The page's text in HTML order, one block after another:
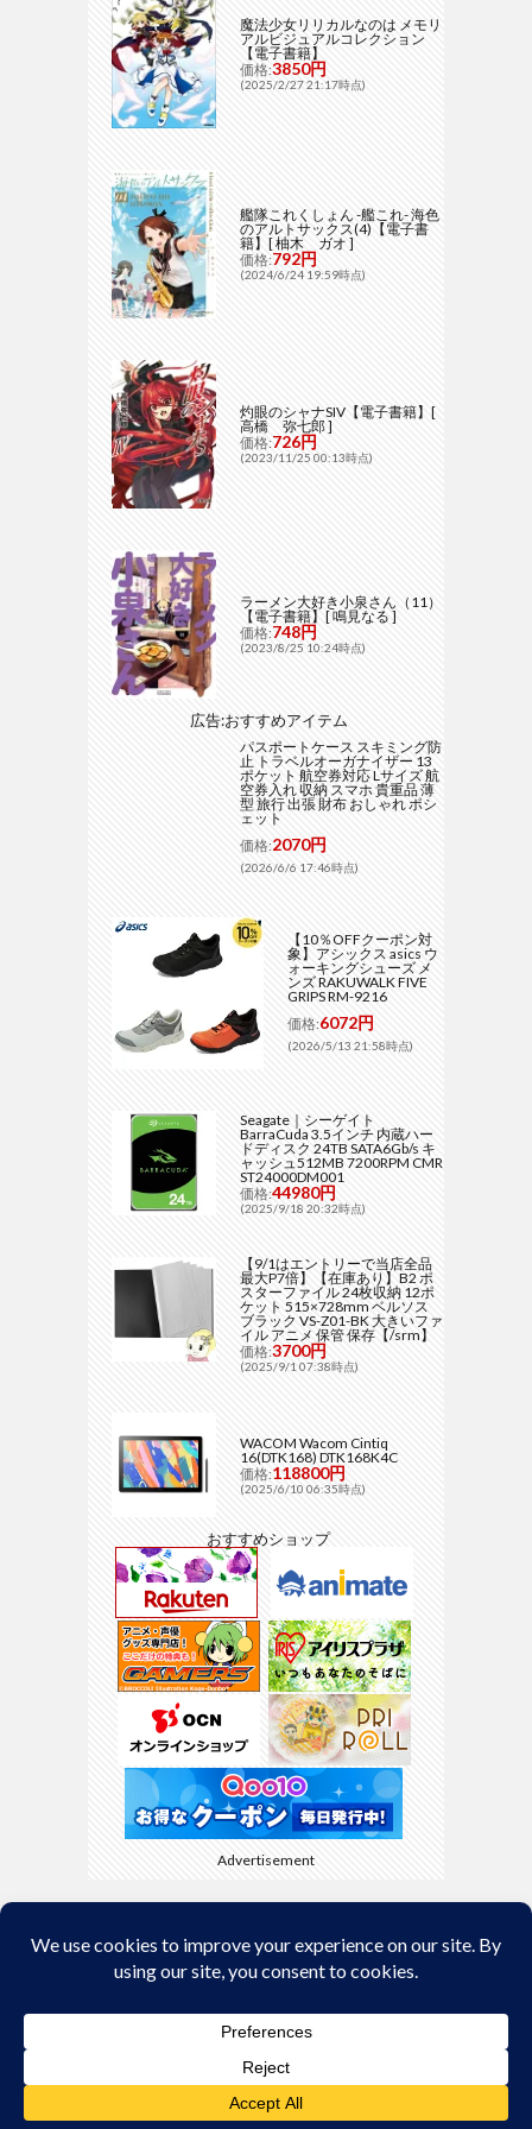
魔法少女リリカルなのは メモリ
アルビジュアルコレクション
【電子書籍】
価格:3850円
(2025/2/27 21:17時点)
艦隊これくしょん -艦これ- 海色
のアルトサックス(4)【電子書
籍】[ 柚木 ガオ ]
価格:792円
(2024/6/24 19:59時点)
灼眼のシャナSIV【電子書籍】[
高橋 弥七郎 ]
価格:726円
(2023/11/25 00:13時点)
ラーメン大好き小泉さん（11）
【電子書籍】[ 鳴見なる ]
価格:748円
(2023/8/25 10:24時点)
広告:おすすめアイテム
パスポートケース スキミング防
止 トラベルオーガナイザー 13
ポケット 航空券対応 Lサイズ 航
空券入れ 収納 スマホ 貴重品 薄
型 旅行 出張 財布 おしゃれ ポシ
ェット
価格:2070円
(2026/6/6 17:46時点)
【10％OFFクーポン対
象】アシックス asics ウ
ォーキングシューズ メ
ンズ RAKUWALK FIVE
GRIPS RM-9216
価格:6072円
(2026/5/13 21:58時点)
Seagate｜シーゲイト
BarraCuda 3.5インチ 内蔵ハー
ドディスク 24TB SATA6Gb/s キ
ャッシュ512MB 7200RPM CMR
ST24000DM001
価格:44980円
(2025/9/18 20:32時点)
【9/1はエントリーで当店全品
最大P7倍】【在庫あり】B2 ポ
スターファイル 24枚収納 12ポ
ケット 515×728mm ベルソス
ブラック VS-Z01-BK 大きいファ
イル アニメ 保管 保存【/srm】
価格:3700円
(2025/9/1 07:38時点)
WACOM Wacom Cintiq
16(DTK168) DTK168K4C
価格:118800円
(2025/6/10 06:35時点)
おすすめショップ
Advertisement
Back to Top
© Copyright 2026kyamaBlog